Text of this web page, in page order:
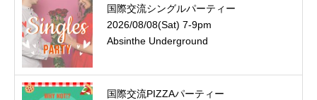
国際交流シングルパーティー
2026/08/08(Sat) 7-9pm
Absinthe Underground
国際交流PIZZAパーティー